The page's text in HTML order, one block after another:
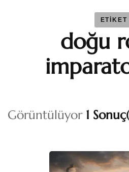
ETIKET
doğu
Görüntülüyor 1